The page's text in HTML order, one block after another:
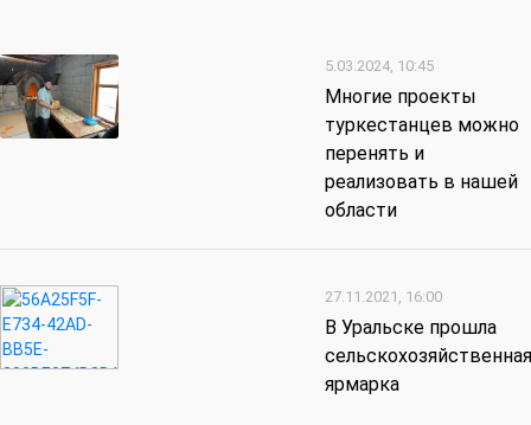
5.03.2024, 10:45
Многие проекты
туркестанцев можно
перенять и
реализовать в нашей
области
27.11.2021, 16:00
В Уральске прошла
сельскохозяйственная
ярмарка